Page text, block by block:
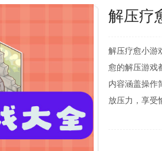
解压疗
解压疗愈小游
愈的解压游戏
内容涵盖操作
放压力，享受